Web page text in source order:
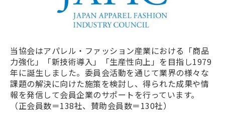
当協会はアパレル・ファッション産業における「商品
力強化」「新技術導入」「生産性向上」を目指し1979
年に誕生しました。委員会活動を通じて業界の様々な
課題の解決に向けた施策を検討し、得られた成果や情
報を発信して会員企業のサポートを行っています。
（正会員数＝138社、賛助会員数＝130社）